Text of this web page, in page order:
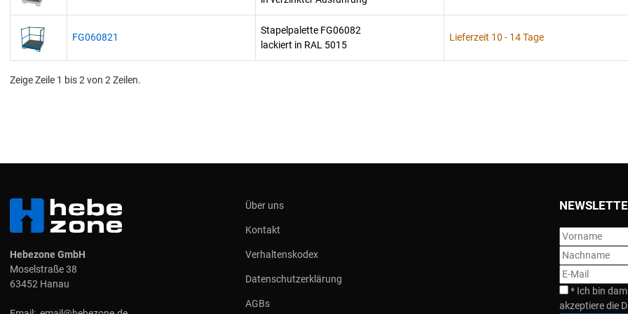
FG060821
Stapelpalette FG06082
lackiert in RAL 5015
Lieferzeit 10 - 14 Tage
Zeige Zeile 1 bis 2 von 2 Zeilen.
Hebezone GmbH
Moselstraße 38
63452 Hanau
Über uns
Kontakt
Verhaltenskodex
Datenschutzerklärung
AGBs
* Ich bin
akzeptiere die